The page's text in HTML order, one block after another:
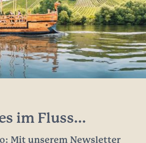
im Fluss...
Mit unserem Newsletter